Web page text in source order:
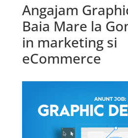
Angajam
Baia Mare la
in marketing si
eCommerce